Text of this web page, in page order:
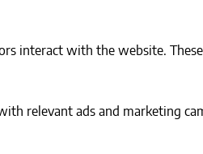
interact with the website.
relevant ads and marketing